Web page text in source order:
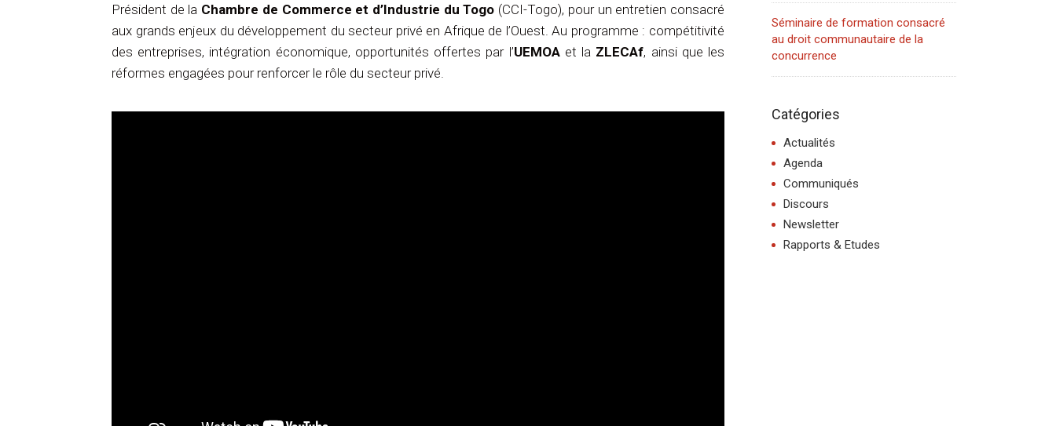
Président de la Chambre de Commerce et d’Industrie du Togo (CCI-Togo), pour un entretien consacré
aux grands enjeux du développement du secteur privé en Afrique de l’Ouest. Au programme : compétitivité
des entreprises, intégration économique, opportunités offertes par l’UEMOAet la ZLECAf, ainsi que les
réformes engagées pour renforcer le rôle du secteur privé.
Séminaire de formation consacré
au droit communautaire de la
concurrence
Catégories
Actualités
Agenda
Communiqués
Discours
Newsletter
Rapports & Etudes